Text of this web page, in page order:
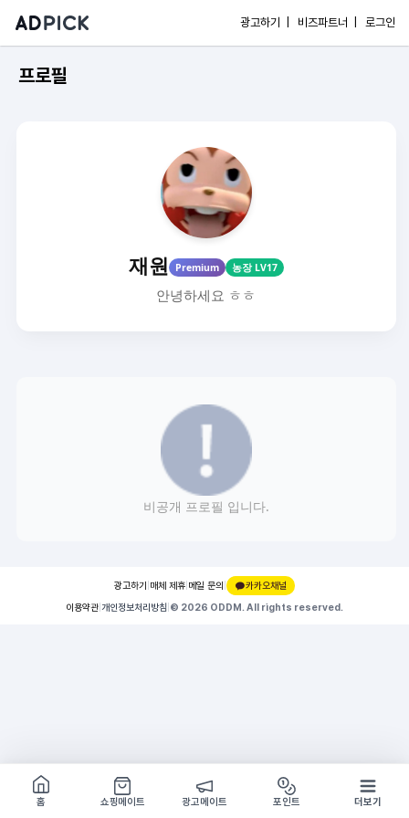
광고하기 | 비즈파트너 | 로그인
프로필
재원 Premium 농장 LV17
안녕하세요 ㅎㅎ
비공개 프로필 입니다.
광고하기 매체 제휴 메일 문의 |
카카오채널
이용약관 개인정보처리방침 © 2026 ODDM. All rights reserved.
쇼핑몰 구경하기
방문시 1G
홈
쇼핑메이트 광고메이트 포인트 더보기